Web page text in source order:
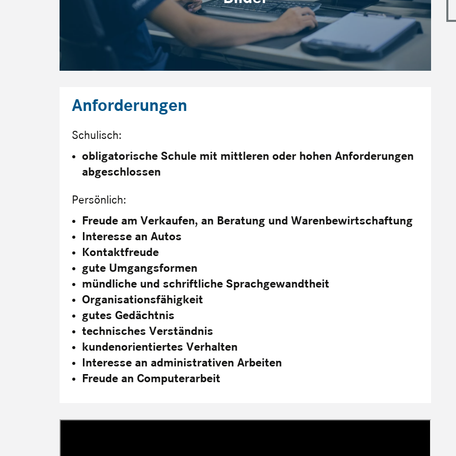
Anforderungen
Schulisch:
obligatorische Schule mit mittleren oder hohen Anforderungen
abgeschlossen
Persönlich:
Freude am Verkaufen, an Beratung und Warenbewirtschaftung
Interesse an Autos
Kontaktfreude
gute Umgangsformen
mündliche und schriftliche Sprachgewandtheit
Organisationsfähigkeit
gutes Gedächtnis
technisches Verständnis
kundenorientiertes Verhalten
Interesse an administrativen Arbeiten
Freude an Computerarbeit